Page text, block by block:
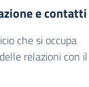
e contatti
che si occupa
relazioni con il